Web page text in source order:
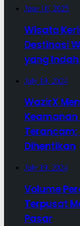
June 10, 2025
Wisata
Destinasi
yang
July 19, 2024
WazirX
Terancam;
Dihentikan
July 19, 2024
Volume
Terpusat
Pasar